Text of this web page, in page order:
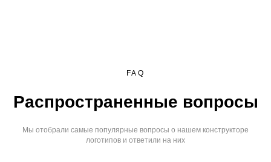
FAQ
Распространенные вопросы
Мы отобрали самые популярные вопросы о нашем конструкторе
логотипов и ответили на них